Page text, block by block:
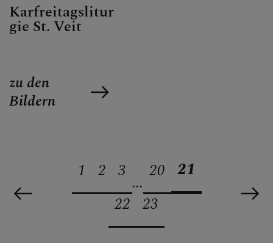
Karfreitagslitur
gie St. Veit
zu den
Bildern
1 2 3
...
20 21
22 23